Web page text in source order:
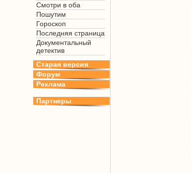
Смотри в оба
Пошутим
Гороскоп
Последняя страница
Документальный
детектив
Старая версия
Форум
Реклама
Партнеры